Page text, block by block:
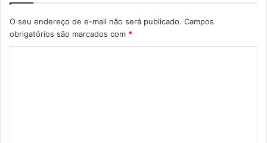
O seu endereço de e-mail não será publicado. Campos
obrigatórios são marcados com *